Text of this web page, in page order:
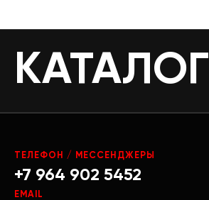
КАТАЛОГ
ТЕЛЕФОН / МЕССЕНДЖЕРЫ
+7 964 902 5452
EMAIL